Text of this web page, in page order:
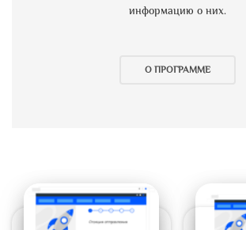
информацию о них.
О ПРОГРАММЕ